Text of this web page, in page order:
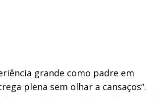
grande como padre em
plena sem olhar a cansaços”.